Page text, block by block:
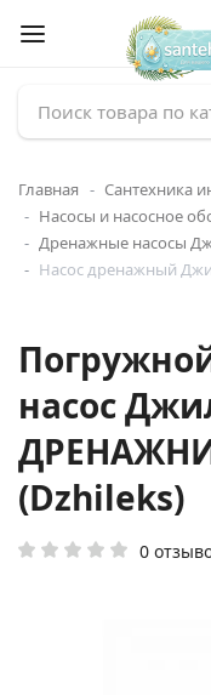
Главная
Сантехника
Насосы и насосное
Дренажные насосы
Насос дренажный
насос
(Dzhileks)
0